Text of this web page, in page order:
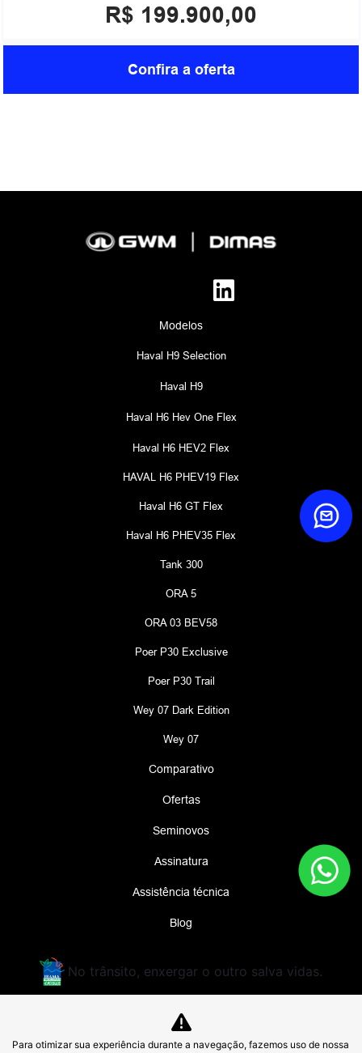
R$ 199.900,00
Confira a oferta
Modelos
Haval H9 Selection
Haval H9
Haval H6 Hev One Flex
Haval H6 HEV2 Flex
HAVAL H6 PHEV19 Flex
Haval H6 GT Flex
Haval H6 PHEV35 Flex
Tank 300
ORA 5
ORA 03 BEV58
Poer P30 Exclusive
Poer P30 Trail
Wey 07 Dark Edition
Wey 07
Comparativo
Ofertas
Seminovos
Assinatura
Assistência técnica
Blog
No trânsito, enxergar o outro salva vidas.
DIMAS GWM COMERCIO DE AUTOMOVEIS
IMPORTADOS LTDA
Para otimizar sua experiência durante a navegação, fazemos uso de nossa